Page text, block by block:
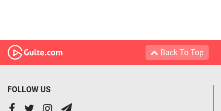
Back To Top
FOLLOW US